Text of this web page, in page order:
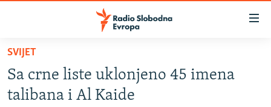
Pređite
glavni
sadržaj
BOSNA I HERCEGOVINA
SVIJET
Sa crne liste uklonjeno 45 imena
talibana i Al Kaide